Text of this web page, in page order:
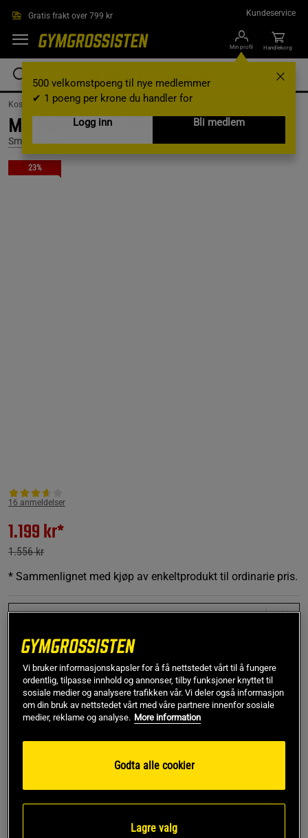
Gratis frakt over 799 kr Kundeservice
Min profil
500 velkomstpoeng til nye medlemmer
✔ 1 poeng per krone du handler for
Logg inn
Bli medlem
Handlekorg
Kosttilskudd / Proteinpulver / Whey protein
Mix&Match: 4 x Myseprotein 1 kg
SmartSupps
23%
16 anmeldelser
1.199 kr*
1.556 kr
* Sammenlignet med kjøp av enkeltprodukt til ordinarie pris.
1x Myseprotein 1 kg, Unflavoured
1x Myseprotein 1 kg, Unflavoured
Kjøp
Gratis retur
Vi bruker informasjonskapsler for å få nettstedet vårt til å fungere
ordentlig, tilpasse innhold og annonser, tilby funksjoner knyttet til
sosiale medier og analysere trafikken vår. Vi deler også informasjon
om din bruk av nettstedet vårt med våre partnere innenfor sosiale
medier, reklame og analyse. More information
Godta alle cookier
Lagre valg